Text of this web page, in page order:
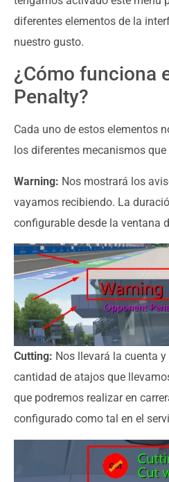
diferentes elementos de la
nuestro gusto.
¿Cómo funciona
Penalty?
Cada uno de estos elementos
los diferentes mecanismos que
Warning: Nos mostrará los
vayamos recibiendo. La
configurable desde la ventana
Cutting: Nos llevará la cuenta
cantidad de atajos que
que podremos realizar en
configurado como tal en el